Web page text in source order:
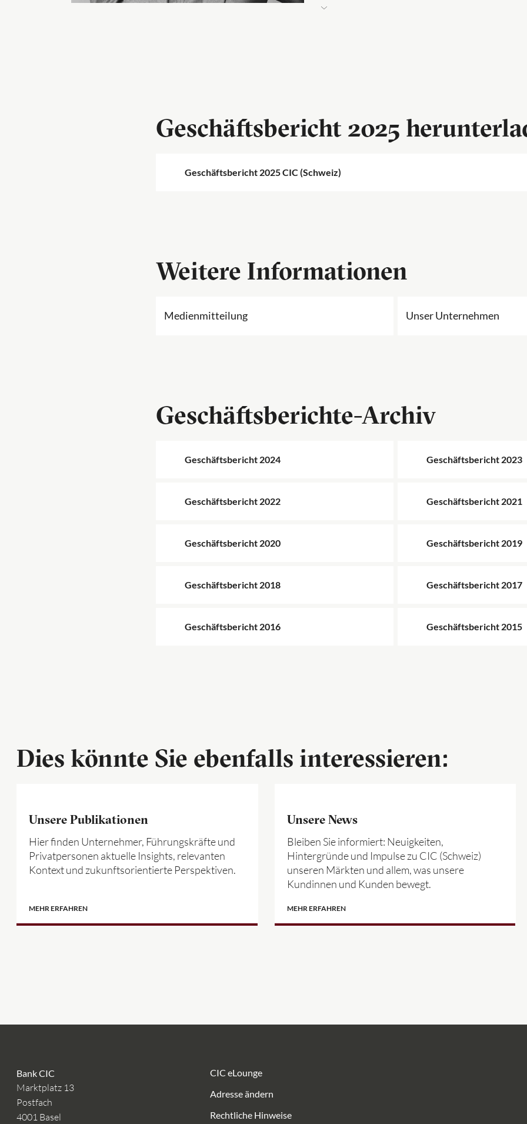
Geschäftsbericht 2025
Geschäftsbericht 2025 CIC (Schweiz)
Weitere Informationen
Medienmitteilung Unser Unternehmen
Geschäftsberichte-Archiv
Geschäftsbericht 2024 Geschäftsbericht 2023
Geschäftsbericht 2022 Geschäftsbericht 2021
Geschäftsbericht 2020 Geschäftsbericht 2019
Geschäftsbericht 2018 Geschäftsbericht 2017
Geschäftsbericht 2016 Geschäftsbericht 2015
Dies könnte Sie ebenfalls interessieren:
Unsere Publikationen
Hier finden Unternehmer, Führungskräfte und
Privatpersonen aktuelle Insights, relevanten
Kontext und zukunftsorientierte Perspektiven.
MEHR ERFAHREN
Unsere News
Bleiben Sie informiert: Neuigkeiten,
Hintergründe und Impulse zu CIC (Schweiz)
unseren Märkten und allem, was unsere
Kundinnen und Kunden bewegt.
MEHR ERFAHREN
Bank CIC
Marktplatz 13
Postfach
4001 Basel
CIC eLounge
Adresse ändern
Rechtliche Hinweise